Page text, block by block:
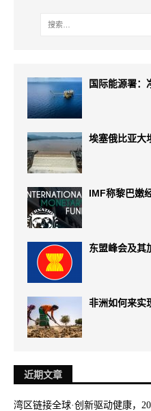
国际能源署：
埃塞俄比亚大
IMF称黎巴嫩
东盟峰会及其
非洲如何来实
近期文章
湾区链接全球·创新驱动健康，